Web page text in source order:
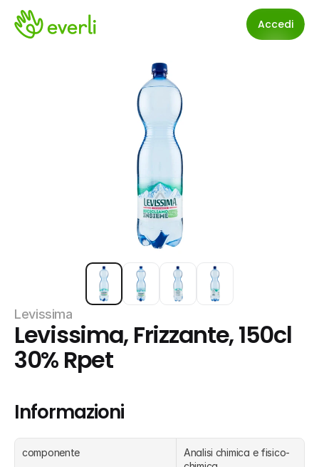
Accedi
Levissima
Levissima, Frizzante, 150cl
30% Rpet
Informazioni
componente
Analisi chimica e fisico-